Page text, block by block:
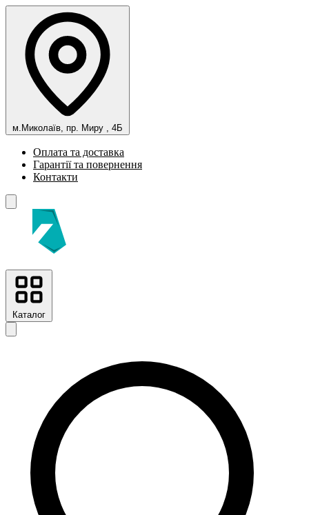
м.Миколаїв, пр. Миру , 4Б
Оплата та доставка
Гарантії та повернення
Контакти
Каталог